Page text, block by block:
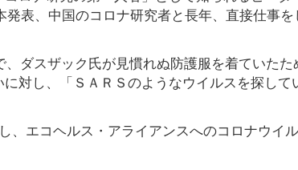
表、中国のコロナ研究者と長年、直接仕事
ダスザック氏が見慣れぬ防護服を着ていたた
対し、「ＳＡＲＳのようなウイルスを探して
、エコヘルス・アライアンスへのコロナウイ